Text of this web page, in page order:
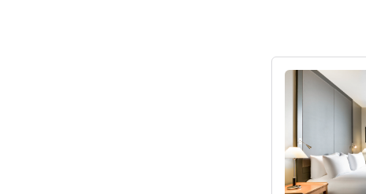
Ayrıntıları göster